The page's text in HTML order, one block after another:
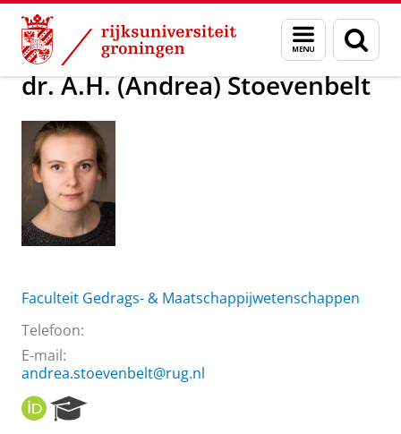
Skip
Content
Skip
Navigation
Menu
en
zoeken
Over ons dr. A.H. (Andrea) Stoevenbelt
dr. A.H. (Andrea) Stoevenbelt
Faculteit Gedrags- & Maatschappijwetenschappen
Telefoon:
E-mail:
andrea.stoevenbelt@rug.nl
O
R